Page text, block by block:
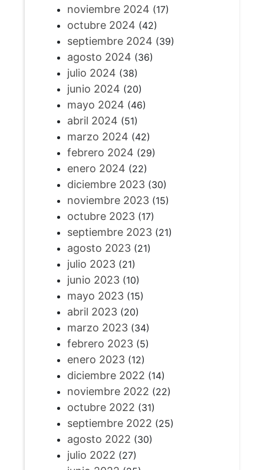
noviembre 2024 (17)
octubre 2024 (42)
septiembre 2024 (39)
agosto 2024 (36)
julio 2024 (38)
junio 2024 (20)
mayo 2024 (46)
abril 2024 (51)
marzo 2024 (42)
febrero 2024 (29)
enero 2024 (22)
diciembre 2023(30)
noviembre 2023(15)
octubre 2023(17)
septiembre 2023(21)
agosto 2023(21)
julio 2023(21)
junio 2023(10)
mayo 2023(15)
abril 2023(20)
marzo 2023(34)
febrero 2023(5)
enero 2023(12)
diciembre 2022 (14)
noviembre 2022 (22)
octubre 2022 (31)
septiembre 2022 (25)
agosto 2022 (30)
julio 2022 (27)